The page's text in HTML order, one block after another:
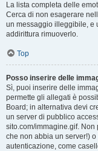
La lista completa delle
Cerca di non esagerare
un messaggio illeggibile, e
addirittura rimuoverlo.
Top
Posso inserire delle
Sì, puoi inserire delle
permette gli allegati è
Board; in alternativa devi
un server di pubblico
sito.com/immagine.gif.
che non abbia un server!)
autenticazione, come